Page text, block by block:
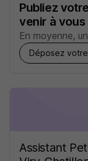
Publiez
venir à vous
En moyenne,
Déposez
Assistant